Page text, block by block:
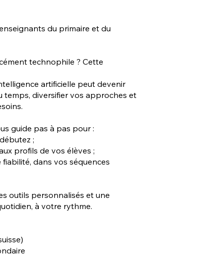
du primaire et du
technophile ? Cette
artificielle peut devenir
diversifier vos approches et
guide pas à pas pour :
;
profils de vos élèves ;
dans vos séquences
outils personnalisés et une
à votre rythme.